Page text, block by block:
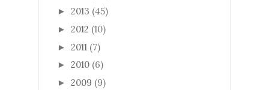
► 2013 (45)
► 2012 (10)
► 2011 (7)
► 2010 (6)
► 2009 (9)